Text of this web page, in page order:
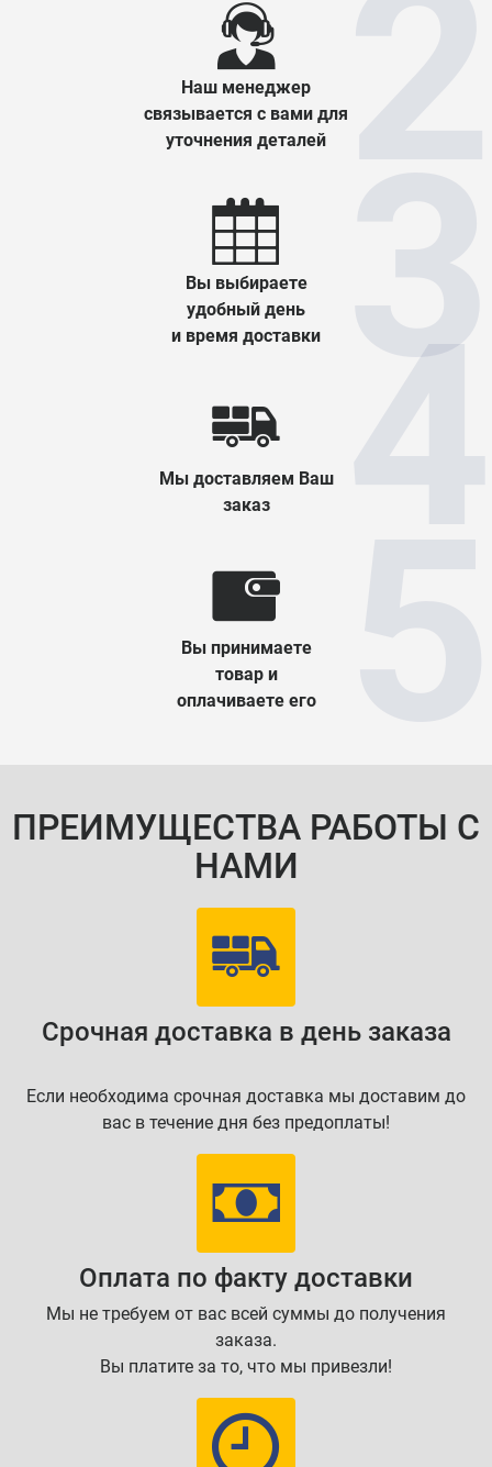
Наш менеджер
связывается с вами для
уточнения деталей
Вы выбираете
удобный день
и время доставки
Мы доставляем Ваш
заказ
Вы принимаете
товар и
оплачиваете его
ПРЕИМУЩЕСТВА РАБОТЫ С
НАМИ
Срочная доставка в день заказа
Если необходима срочная доставка мы доставим до
вас в течение дня без предоплаты!
Оплата по факту доставки
Мы не требуем от вас всей суммы до получения
заказа.
Вы платите за то, что мы привезли!